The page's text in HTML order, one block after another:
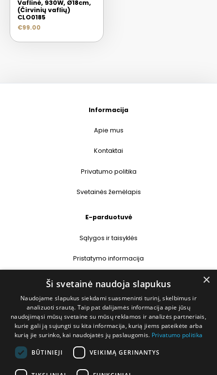
Vaflinė, 930W, Ø18cm,
(Čirvinių vaflių)
CLO0185
€99.00
Informacija
Apie mus
Kontaktai
Privatumo politika
Svetainės žemėlapis
E-parduotuvė
Sąlygos ir taisyklės
Pristatymo informacija
Prekių grąžinimas
Kontaktai
+370 677 31358
×
Ši svetainė naudoja slapukus
Naudojame slapukus siekdami suasmeninti turinį, skelbimus ir
analizuoti srautą. Taip pat dalijamės informacija apie jūsų
naudojimąsi mūsų svetaine su mūsų reklamos ir analizės partneriais,
kurie gali ją sujungti su kita informacija, kurią jiems pateikėte arba
kurią jie surinko, kai naudojatės jų paslaugomis. Privatumo politika
BŪTINIEJI VEIKIMĄ GERINANTYS